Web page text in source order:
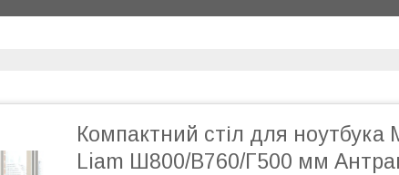
Компактний стіл для ноутбука
Liam Ш800/В760/Г500 мм